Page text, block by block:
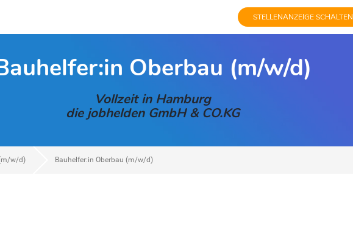
STELLENANZEIGE SCHALTEN
Oberbau (m/w/d)
Vollzeit in Hamburg
die jobhelden GmbH & CO.KG
w/d) Bauhelfer:in Oberbau (m/w/d)